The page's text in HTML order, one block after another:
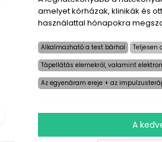
amelyet kórházak, klinikák és
használattal hónapokra
Alkalmazható a test bárhol Teljesen
Tápellátás elemekről, valamint
Az egyenáram ereje + az
A